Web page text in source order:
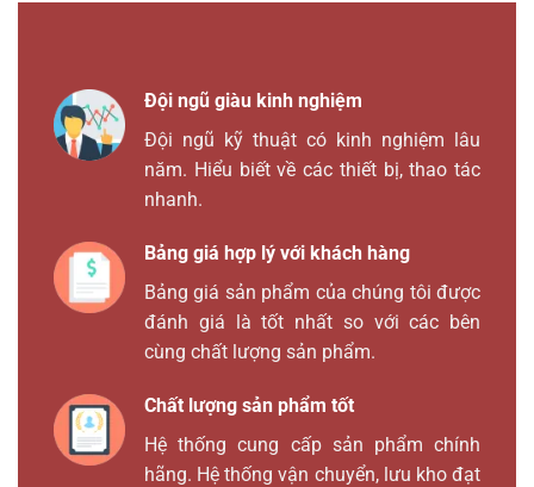
Đội ngũ giàu kinh nghiệm
Đội ngũ kỹ thuật có kinh nghiệm lâu
năm. Hiểu biết về các thiết bị, thao tác
nhanh.
Bảng giá hợp lý với khách hàng
Bảng giá sản phẩm của chúng tôi được
đánh giá là tốt nhất so với các bên
cùng chất lượng sản phẩm.
Chất lượng sản phẩm tốt
Hệ thống cung cấp sản phẩm chính
hãng. Hệ thống vận chuyển, lưu kho đạt